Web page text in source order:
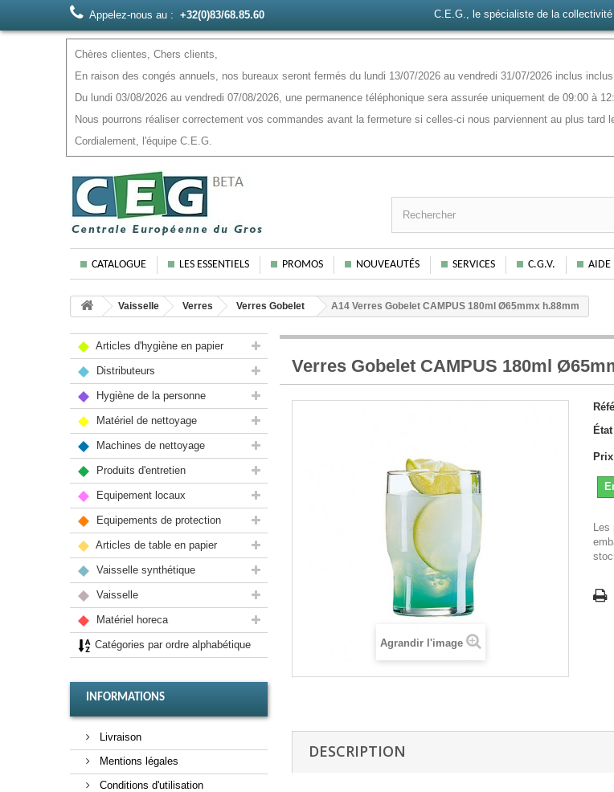
Appelez-nous au : +32(0)83/68.85.60 C.E.G., le spécialiste de la
Chères clientes, Chers clients,
En raison des congés annuels, nos bureaux seront fermés du lundi 13/07/2026 au vendredi 31/07/2026 inclus
Du lundi 03/08/2026 au vendredi 07/08/2026, une permanence téléphonique sera assurée uniquement de 09:00 à
Nous pourrons réaliser correctement vos commandes avant la fermeture si celles-ci nous parviennent au plus tard
Cordialement, l'équipe C.E.G.
CATALOGUE LES ESSENTIELS PROMOS NOUVEAUTÉS SERVICES C.G.V. AIDE
Vaisselle Verres Verres Gobelet A14 Verres Gobelet CAMPUS 180ml Ø65mmx h.88mm
Articles d'hygiène en papier
Distributeurs
Hygiène de la personne
Matériel de nettoyage
Machines de nettoyage
Produits d'entretien
Equipement locaux
Equipements de protection
Articles de table en papier
Vaisselle synthétique
Vaisselle
Matériel horeca
Catégories par ordre alphabétique
INFORMATIONS
Livraison
Mentions légales
Conditions d'utilisation
Verres Gobelet CAMPUS 180ml
Agrandir l'image
Les
DESCRIPTION